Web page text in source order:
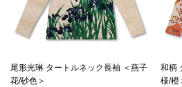
尾形光琳 タートルネック長袖 ＜燕子
花/砂色＞
和柄
様/橙